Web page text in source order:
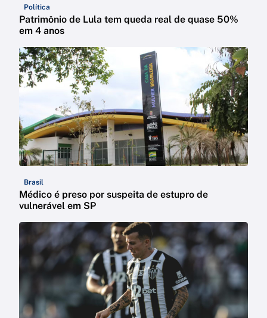
Política
Patrimônio de Lula tem queda real de quase 50%
em 4 anos
Brasil
Médico é preso por suspeita de estupro de
vulnerável em SP